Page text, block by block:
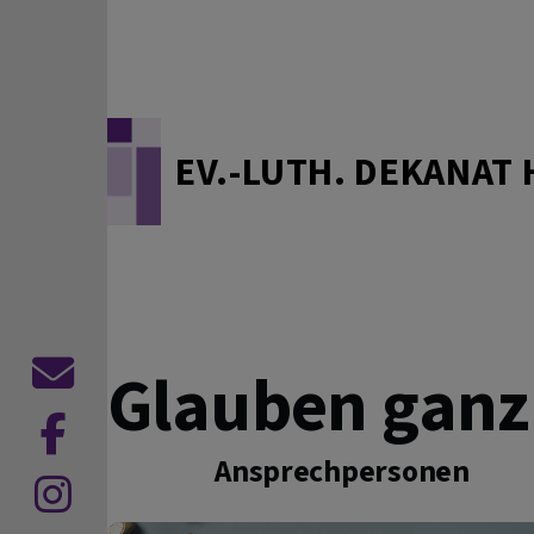
EV.-LUTH. DEKANAT
Glauben
Ansprechpersonen
Kontaktformular
zu
Facebook
zu